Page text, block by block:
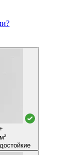
Водостойкие